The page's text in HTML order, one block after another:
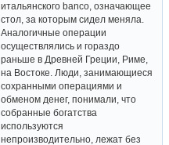
итальянского banco, означающее
стол, за которым сидел меняла.
Аналогичные операции
осуществлялись и гораздо
раньше в Древней Греции, Риме,
на Востоке. Люди, занимающиеся
сохранными операциями и
обменом денег, понимали, что
собранные богатства
используются
непроизводительно, лежат без